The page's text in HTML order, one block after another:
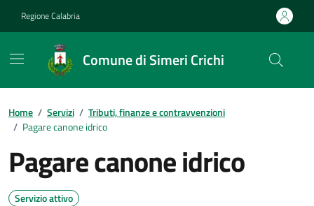
Regione Calabria
Comune di Simeri Crichi
Home / Servizi / Tributi, finanze e contravvenzioni
/ Pagare canone idrico
Pagare canone idrico
Servizio attivo